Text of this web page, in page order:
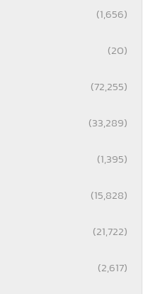
(1,656)
(20)
(72,255)
(33,289)
(1,395)
(15,828)
(21,722)
(2,617)